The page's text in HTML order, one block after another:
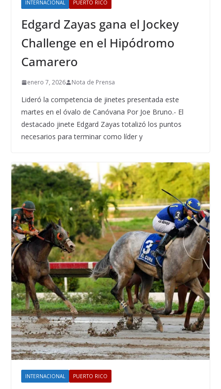
INTERNACIONAL PUERTO RICO
Edgard Zayas gana el Jockey
Challenge en el Hipódromo
Camarero
enero 7, 2026 Nota de Prensa
Lideró la competencia de jinetes presentada este
martes en el óvalo de Canóvana Por Joe Bruno.- El
destacado jinete Edgard Zayas totalizó los puntos
necesarios para terminar como líder y
INTERNACIONAL PUERTO RICO